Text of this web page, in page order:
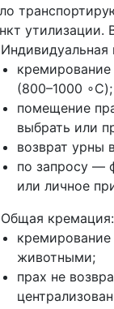
утилизации.
(800–1000 ∘C);
помещение
выбрать или
возврат урны
по запросу —
или личное
кремация:
животными;
прах не